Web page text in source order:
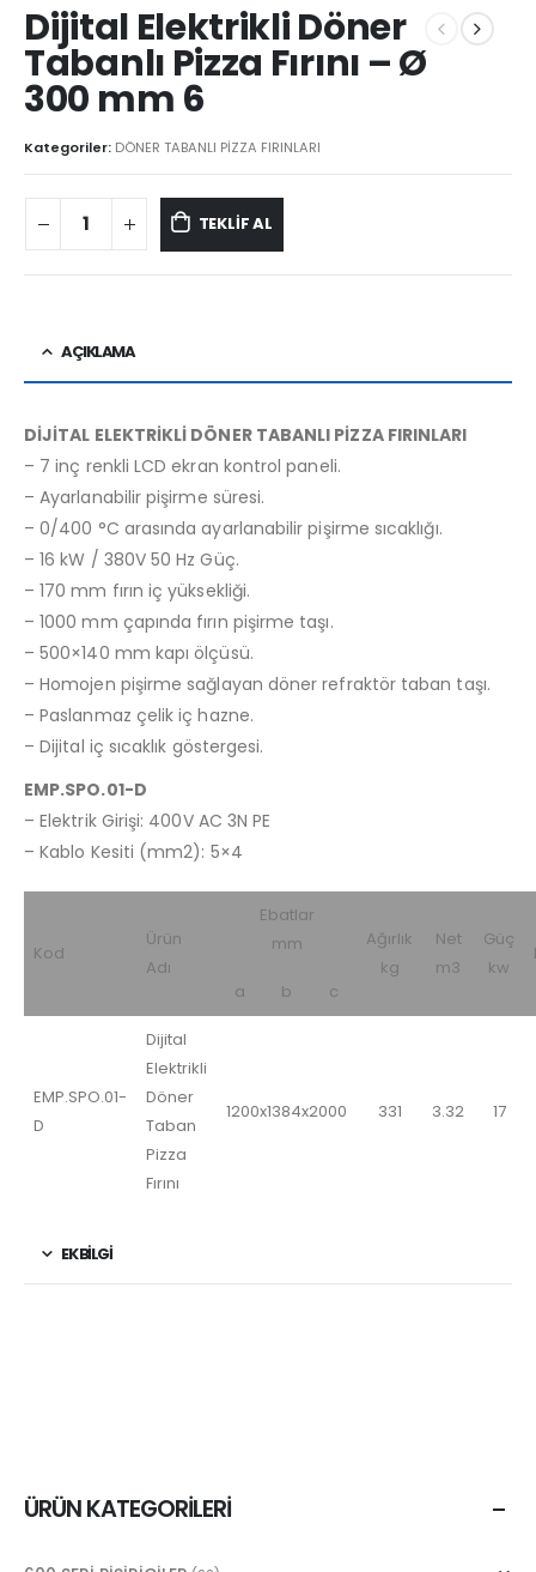
Dijital Elektrikli Döner
Tabanlı Pizza Fırını – Ø
300 mm 6
Kategoriler: DÖNER TABANLI PİZZA FIRINLARI
TEKLİF AL
AÇIKLAMA
DİJİTAL ELEKTRİKLİ DÖNER TABANLI PİZZA FIRINLARI
– 7 inç renkli LCD ekran kontrol paneli.
– Ayarlanabilir pişirme süresi.
– 0/400 °C arasında ayarlanabilir pişirme sıcaklığı.
– 16 kW / 380V 50 Hz Güç.
– 170 mm fırın iç yüksekliği.
– 1000 mm çapında fırın pişirme taşı.
– 500×140 mm kapı ölçüsü.
– Homojen pişirme sağlayan döner refraktör taban taşı.
– Paslanmaz çelik iç hazne.
– Dijital iç sıcaklık göstergesi.
EMP.SPO.01-D
– Elektrik Girişi: 400V AC 3N PE
– Kablo Kesiti (mm2): 5×4
Kod
Ürün
Adı
Ebatlar
mm
Ağırlık
kg
Net
m3
Güç
kw
a
b c
EMP.SPO.01-
D
Dijital
Elektrikli
Döner
Taban
Pizza
Fırını
1200x1384x2000 331 3.32 17
EK BILGI
ÜRÜN KATEGORILERI